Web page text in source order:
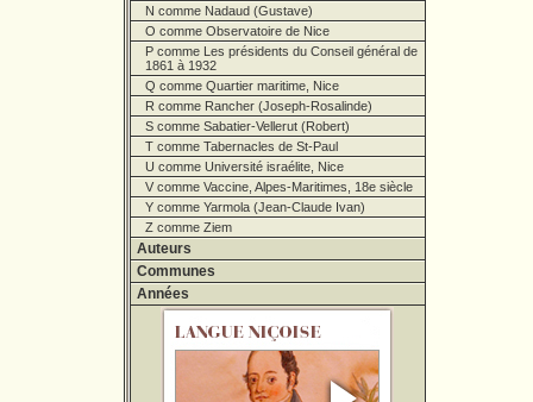
N comme Nadaud (Gustave)
O comme Observatoire de Nice
P comme Les présidents du Conseil général de
1861 à 1932
Q comme Quartier maritime, Nice
R comme Rancher (Joseph-Rosalinde)
S comme Sabatier-Vellerut (Robert)
T comme Tabernacles de St-Paul
U comme Université israélite, Nice
V comme Vaccine, Alpes-Maritimes, 18e siècle
Y comme Yarmola (Jean-Claude Ivan)
Z comme Ziem
Auteurs
Communes
Années